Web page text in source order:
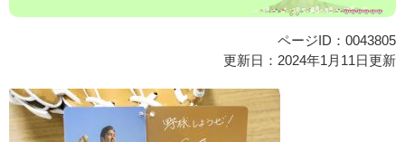
へ
ページID：0043805
更新日：2024年1月11日更新